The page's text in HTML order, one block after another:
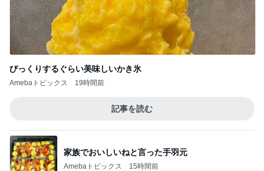
家族でおいしいねと言った手羽元
Amebaトピックス 15時間前
Amebaトピックス 2日前
モト冬樹 妻とのゴルフ打ちっぱなし
Amebaトピックス 21時間前